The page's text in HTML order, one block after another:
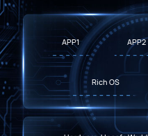
APP1 APP2
Rich OS